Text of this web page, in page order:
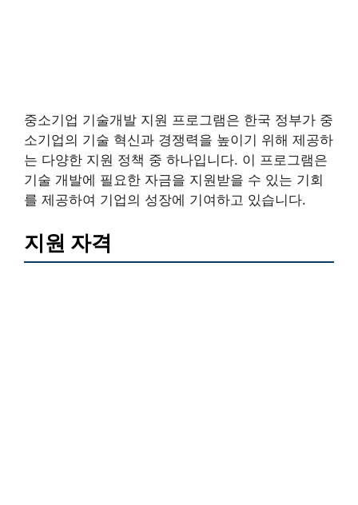
중소기업 기술개발 지원 프로그램은 한국 정부가 중
소기업의 기술 혁신과 경쟁력을 높이기 위해 제공하
는 다양한 지원 정책 중 하나입니다. 이 프로그램은
기술 개발에 필요한 자금을 지원받을 수 있는 기회
를 제공하여 기업의 성장에 기여하고 있습니다.
지원 자격